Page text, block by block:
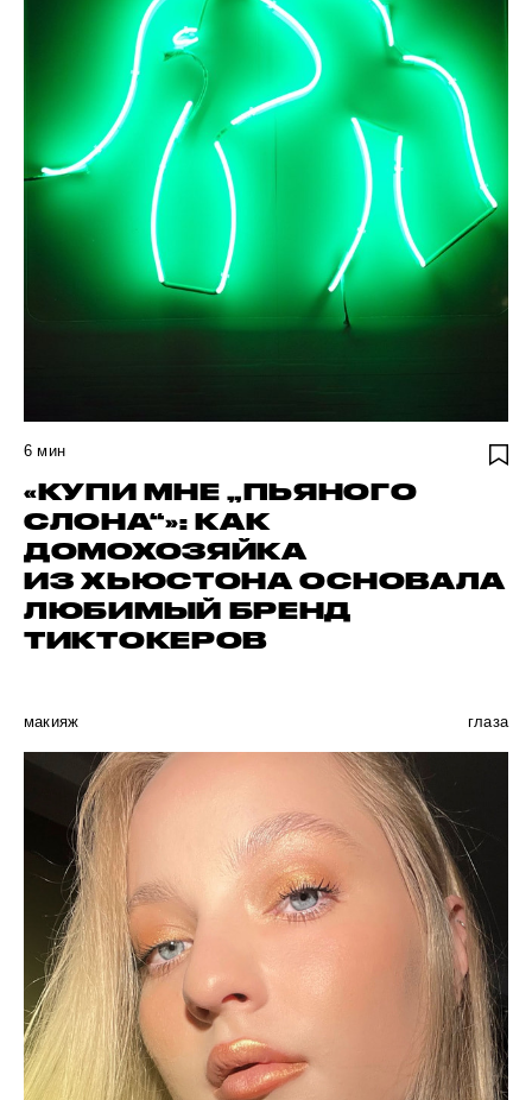
6 мин
«КУПИ МНЕ „ПЬЯНОГО
СЛОНА“»: КАК
ДОМОХОЗЯЙКА
ИЗ ХЬЮСТОНА ОСНОВАЛА
ЛЮБИМЫЙ БРЕНД
ТИКТОКЕРОВ
макияж глаза